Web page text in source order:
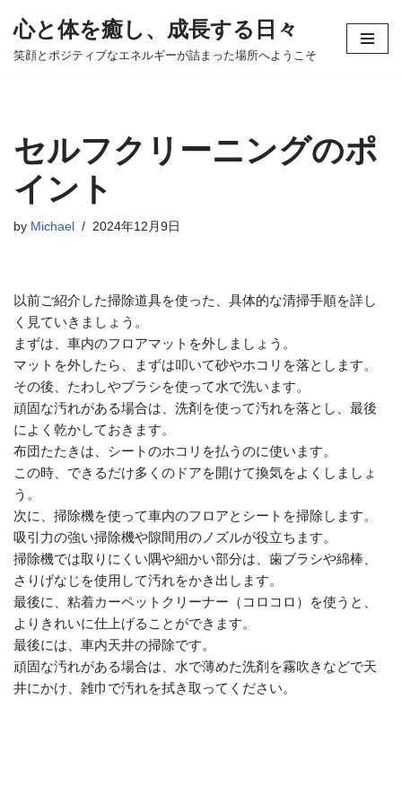
コ
ツ
へ
ッ
心と体を癒し、成長する日々
笑顔とポジティブなエネルギーが詰まった場所へようこそ
セルフクリーニングのポ
イント
by Michael 2024年12月9日
以前ご紹介した掃除道具を使った、具体的な清掃手順を詳し
く見ていきましょう。
まずは、車内のフロアマットを外しましょう。
マットを外したら、まずは叩いて砂やホコリを落とします。
その後、たわしやブラシを使って水で洗います。
頑固な汚れがある場合は、洗剤を使って汚れを落とし、最後
によく乾かしておきます。
布団たたきは、シートのホコリを払うのに使います。
この時、できるだけ多くのドアを開けて換気をよくしましょ
う。
次に、掃除機を使って車内のフロアとシートを掃除します。
吸引力の強い掃除機や隙間用のノズルが役立ちます。
掃除機では取りにくい隅や細かい部分は、歯ブラシや綿棒、
さりげなじを使用して汚れをかき出します。
最後に、粘着カーペットクリーナー（コロコロ）を使うと、
よりきれいに仕上げることができます。
最後には、車内天井の掃除です。
頑固な汚れがある場合は、水で薄めた洗剤を霧吹きなどで天
井にかけ、雑巾で汚れを拭き取ってください。